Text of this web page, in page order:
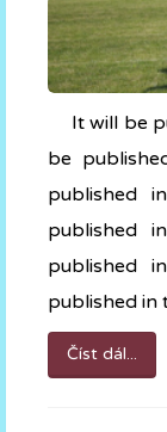
It will be
be
published
published
published
published in
Číst dál...